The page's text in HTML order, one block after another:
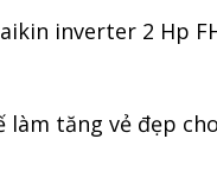
inverter 2 Hp
tăng vẻ đẹp